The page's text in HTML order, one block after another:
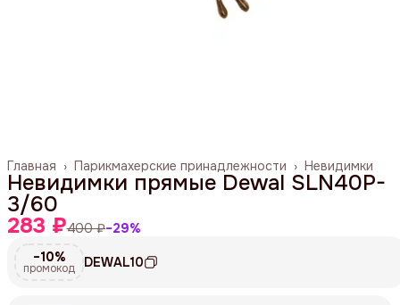
Невидимки
Парикмахерские принадлежности ›
Главная ›
Невидимки прямые Dewal SLN40P-
3/60
283 ₽400 ₽−29%
−10%
промокод DEWAL10